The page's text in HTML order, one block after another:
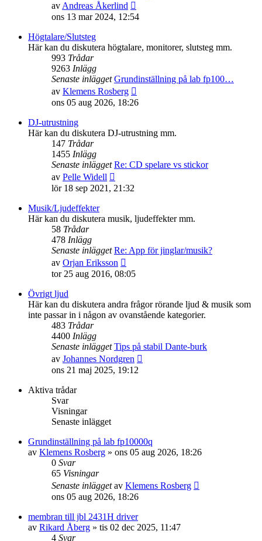
avAndreas Åkerlind
till
inlägget
ons 13 mar 2024, 12:54
Högtalare/Slutsteg
Här kan du diskutera högtalare, monitorer, slutsteg mm.
993 Trådar
9263 Inlägg
Senaste inlägget Grundinställning på lab fp100…
av Klemens Rosberg
till
inlägget
ons 05 aug 2026, 18:26
DJ-utrustning
Här kan du diskutera DJ-utrustning mm.
147 Trådar
1455 Inlägg
Senaste inlägget Re: CD spelare vs stickor
av Pelle Widell
till
inlägget
lör 18 sep 2021, 21:32
Musik/Ljudeffekter
Här kan du diskutera musik, ljudeffekter mm.
58 Trådar
478 Inlägg
Senaste inlägget Re: App för jinglar/musik?
av Orjan Eriksson
till
inlägget
tor 25 aug 2016, 08:05
Övrigt ljud
Här kan du diskutera andra frågor rörande ljud & musik som
inte passar in i någon av ovanstående kategorier.
483 Trådar
4400 Inlägg
Senaste inlägget Tips på stabil Dante-burk
av Johannes Nordgren
ons 21 maj 2025, 19:12
Aktiva trådar
Svar
Visningar
Senaste inlägget
Grundinställning på lab fp10000q
av Klemens Rosberg » ons 05 aug 2026, 18:26
0 Svar
65 Visningar
Senaste inläggetav Klemens Rosberg
ons 05 aug 2026, 18:26
membran till jbl 2431H driver
av Rikard Åberg » tis 02 dec 2025, 11:47
4 Svar